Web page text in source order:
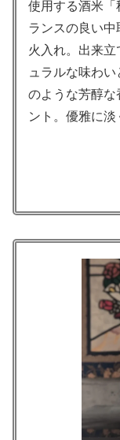
使用する酒米
ランスの良い中
火入れ。出来
ュラルな味わ
のような芳醇な
ント。優雅に淡